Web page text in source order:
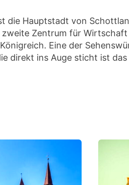
die Hauptstadt von
zweite Zentrum für Wirtschaft
Eine der
direkt ins Auge sticht ist